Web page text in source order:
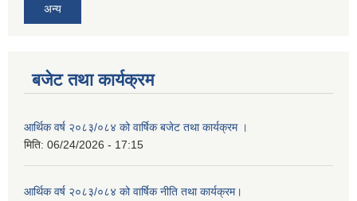
अन्य
बजेट तथा कार्यक्रम
आर्थिक वर्ष २०८३/०८४ को वार्षिक बजेट तथा कार्यक्रम ।
मिति: 06/24/2026 - 17:15
आर्थिक वर्ष २०८३/०८४ को वार्षिक नीति तथा कार्यक्रम।